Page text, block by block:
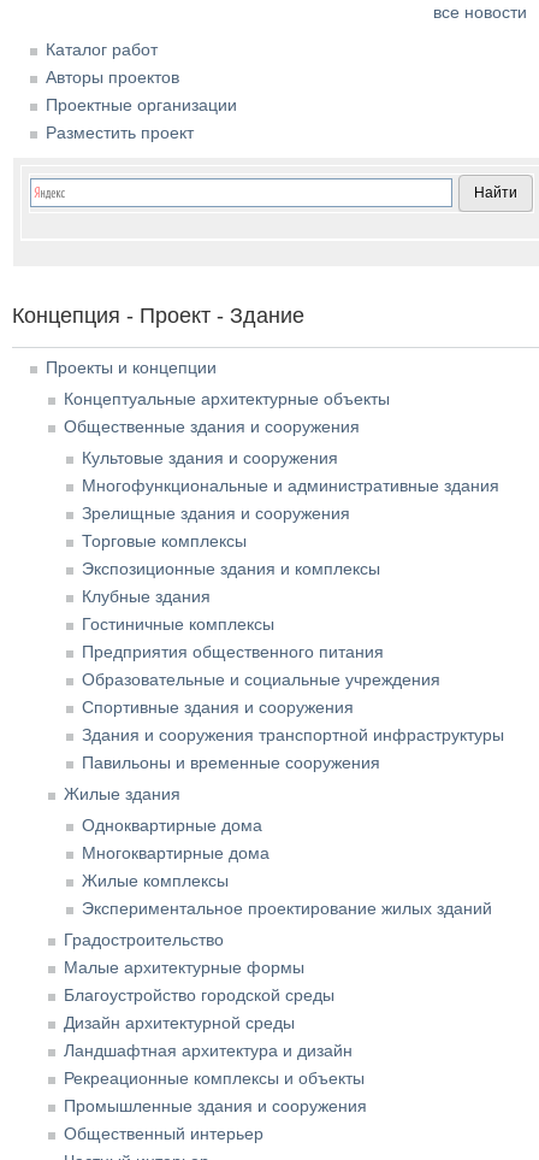
все новости
Каталог работ
Авторы проектов
Проектные организации
Разместить проект
Концепция - Проект - Здание
Проекты и концепции
Концептуальные архитектурные объекты
Общественные здания и сооружения
Культовые здания и сооружения
Многофункциональные и административные здания
Зрелищные здания и сооружения
Торговые комплексы
Экспозиционные здания и комплексы
Клубные здания
Гостиничные комплексы
Предприятия общественного питания
Образовательные и социальные учреждения
Спортивные здания и сооружения
Здания и сооружения транспортной инфраструктуры
Павильоны и временные сооружения
Жилые здания
Одноквартирные дома
Многоквартирные дома
Жилые комплексы
Экспериментальное проектирование жилых зданий
Градостроительство
Малые архитектурные формы
Благоустройство городской среды
Дизайн архитектурной среды
Ландшафтная архитектура и дизайн
Рекреационные комплексы и объекты
Промышленные здания и сооружения
Общественный интерьер